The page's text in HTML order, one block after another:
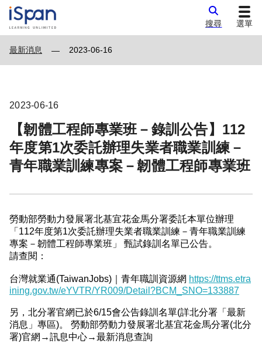
搜尋 選單
最新消息 — 2023-06-16
2023-06-16
【韌體工程師專業班－錄訓公告】112
年度第1次委託辦理失業者職業訓練－
青年職業訓練專案－韌體工程師專業班
勞動部勞動力發展署北基宜花金馬分署委託本單位辦理
「112年度第1次委託辦理失業者職業訓練－青年職業訓練
專案－韌體工程師專業班」 甄試錄訓名單已公告。
請查閱：
台灣就業通(TaiwanJobs)｜青年職訓資源網 https://ttms.etra
ining.gov.tw/eYVTR/YR009/Detail?BCM_SNO=133887
另，北分署官網已於6/15會公告錄訓名單(詳北分署「最新
消息」專區)。 勞動部勞動力發展署北基宜花金馬分署(北分
署)官網→訊息中心→最新消息查詢